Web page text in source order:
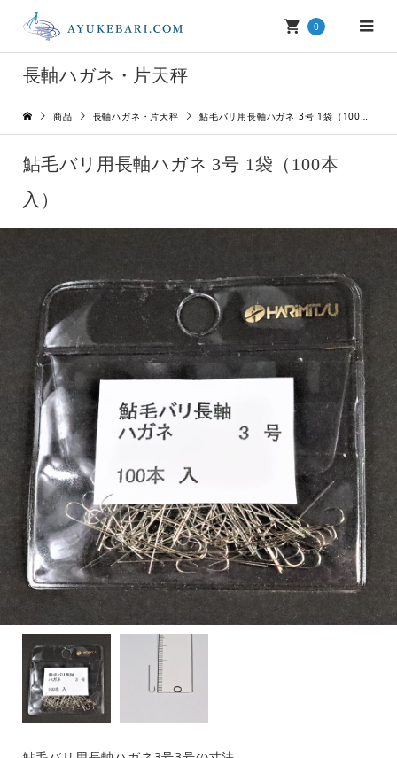
0
長軸ハガネ・片天秤
商品 長軸ハガネ・片天秤 鮎毛バリ用長軸ハガネ 3号 1袋（100本入）
鮎毛バリ用長軸ハガネ 3号 1袋（100本
入）